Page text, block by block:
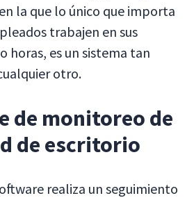
la que lo único que importa
trabajen en sus
horas, es un sistema tan
otro.
de monitoreo de
de escritorio
realiza un seguimiento